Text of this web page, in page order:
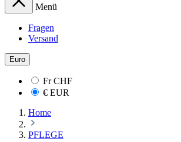
Menü
Fragen
Versand
Euro
FrCHF
€ EUR
Home
PFLEGE